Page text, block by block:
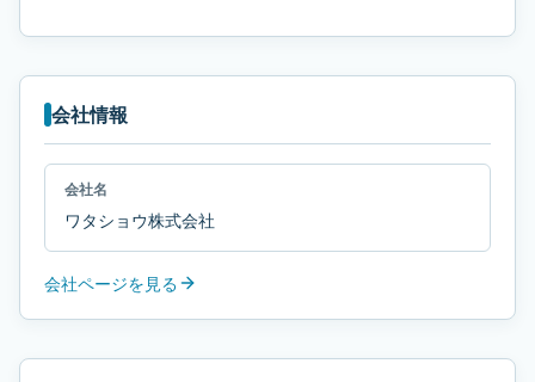
会社情報
会社名
ワタショウ株式会社
会社ページを見る